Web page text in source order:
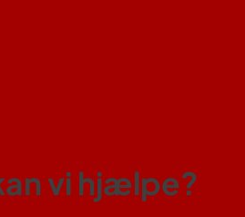
vi hjælpe?